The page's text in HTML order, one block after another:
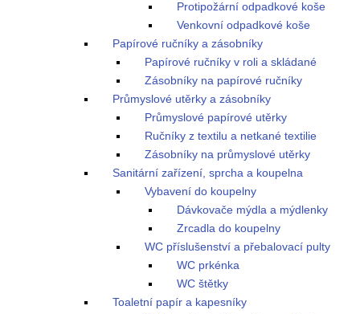
Protipožární odpadkové koše
Venkovní odpadkové koše
Papírové ručníky a zásobníky
Papírové ručníky v roli a skládané
Zásobníky na papírové ručníky
Průmyslové utěrky a zásobníky
Průmyslové papírové utěrky
Ručníky z textilu a netkané textilie
Zásobníky na průmyslové utěrky
Sanitární zařízení, sprcha a koupelna
Vybavení do koupelny
Dávkovače mýdla a mýdlenky
Zrcadla do koupelny
WC příslušenství a přebalovací pulty
WC prkénka
WC štětky
Toaletní papír a kapesníky